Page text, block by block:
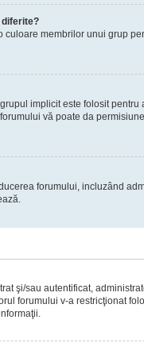
diferite?
culoare membrilor unui grup
implicit este folosit
vă poate da
forumului, incluzând
şi/sau autentificat,
forumului v-a restricţionat